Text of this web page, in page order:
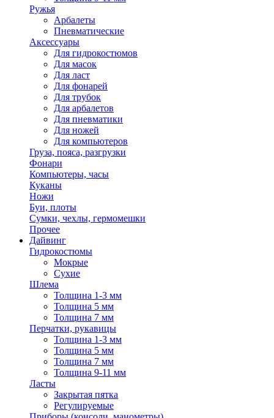
Ружья
Арбалеты
Пневматические
Аксессуары
Для гидрокостюмов
Для масок
Для ласт
Для фонарей
Для трубок
Для арбалетов
Для пневматики
Для ножей
Для компьютеров
Груза, пояса, разгрузки
Фонари
Компьютеры, часы
Куканы
Ножи
Буи, плоты
Сумки, чехлы, гермомешки
Прочее
Дайвинг
Гидрокостюмы
Мокрые
Сухие
Шлема
Толщина 1-3 мм
Толщина 5 мм
Толщина 7 мм
Перчатки, рукавицы
Толщина 1-3 мм
Толщина 5 мм
Толщина 7 мм
Толщина 9-11 мм
Ласты
Закрытая пятка
Регулируемые